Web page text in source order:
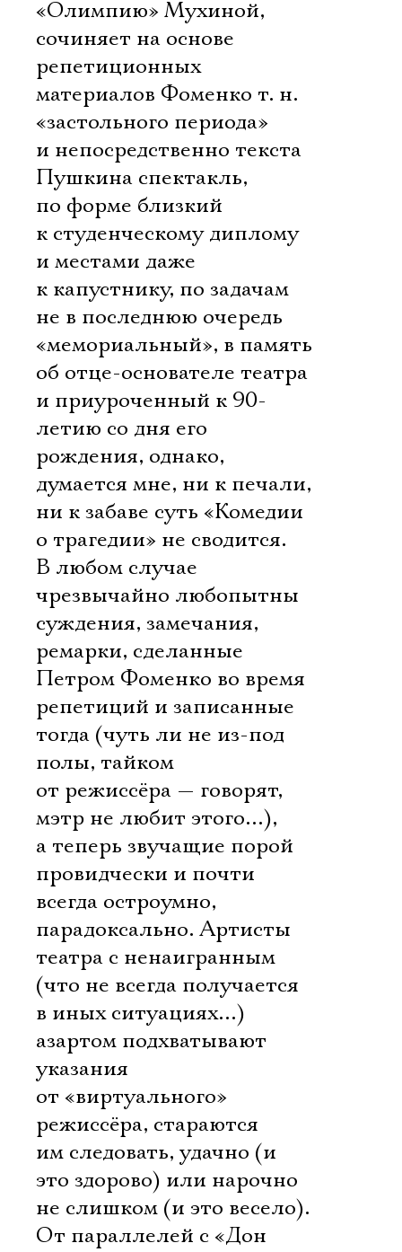
«Олимпию» Мухиной,
сочиняет на основе
репетиционных
материалов Фоменко т. н.
«застольного периода»
и непосредственно текста
Пушкина спектакль,
по форме близкий
к студенческому диплому
и местами даже
к капустнику, по задачам
не в последнюю очередь
«мемориальный», в память
об отце-основателе театра
и приуроченный к 90-
летию со дня его
рождения, однако,
думается мне, ни к печали,
ни к забаве суть «Комедии
о трагедии» не сводится.
В любом случае
чрезвычайно любопытны
суждения, замечания,
ремарки, сделанные
Петром Фоменко во время
репетиций и записанные
тогда (чуть ли не из-под
полы, тайком
от режиссёра — говорят,
мэтр не любит этого…),
а теперь звучащие порой
провидчески и почти
всегда остроумно,
парадоксально. Артисты
театра с ненаигранным
(что не всегда получается
в иных ситуациях…)
азартом подхватывают
указания
от «виртуального»
режиссёра, стараются
им следовать, удачно (и
это здорово) или нарочно
не слишком (и это весело).
От параллелей с «Дон